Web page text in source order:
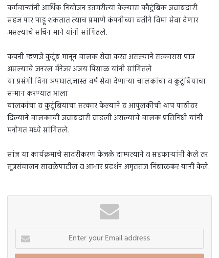
कर्मचाऱ्यांनी आर्थिक नियोजन उत्तमरीत्या केल्यास कौटुंबिक जवाबदारी
सहज पार पाडू शकतात त्याच प्रमाणे कंपनीच्या वतीने विमा सेवा देणार
असल्याचे सचिन माने यांनी सांगितले.
कंपनी म्हणजे कुटूंब मानून चालक सेवा करत असल्याने सत्कारास पात्र
असल्याचे जनरल मॅनेजर अजय पिसाळ यांनी सांगितले
या प्रसंगी विना अपघात,जास्त वर्ष सेवा देणाऱ्या चालकांचा व कुटूंबियाचा
सन्मान करण्यात आला
चालकांचा व कुटूंबियाचा सत्कार केल्याने व आपुलकीची थाप पाठीवर
दिल्याने चालकाची जवाबदारी वाढली असल्याचे चालक प्रतिनिधी यांनी
मनोगत मध्ये सांगितले.
सांज या कार्यक्रमाचे सादरीकरण केंजळे दाम्पत्याने व सहकाऱ्यांनी केले तर
सूत्रसंचालन सावळेपाटील व आभार प्रदर्शन अमृतराज निंबाळकर यांनी केले.
Enter
your
Email